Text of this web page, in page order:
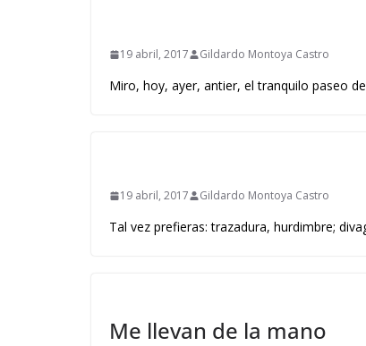
19 abril, 2017 Gildardo Montoya Castro
Miro, hoy, ayer, antier, el tranquilo paseo
19 abril, 2017 Gildardo Montoya Castro
Tal vez prefieras: trazadura, hurdimbre;
Me llevan de la mano